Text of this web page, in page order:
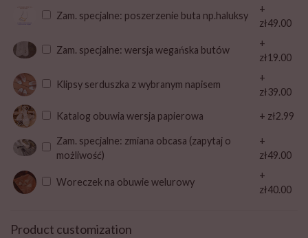
Zam. specjalne: poszerzenie buta np.haluksy
+
zł49.00
Zam. specjalne: wersja wegańska butów
+
zł19.00
Klipsy serduszka z wybranym napisem
+
zł39.00
Katalog obuwia wersja papierowa + zł2.99
Zam. specjalne: zmiana obcasa (zapytaj o
możliwość)
+
zł49.00
Woreczek na obuwie welurowy
+
zł40.00
Product customization